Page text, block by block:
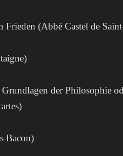
Frieden (Abbé Castel de
der Philosophie
Bacon)